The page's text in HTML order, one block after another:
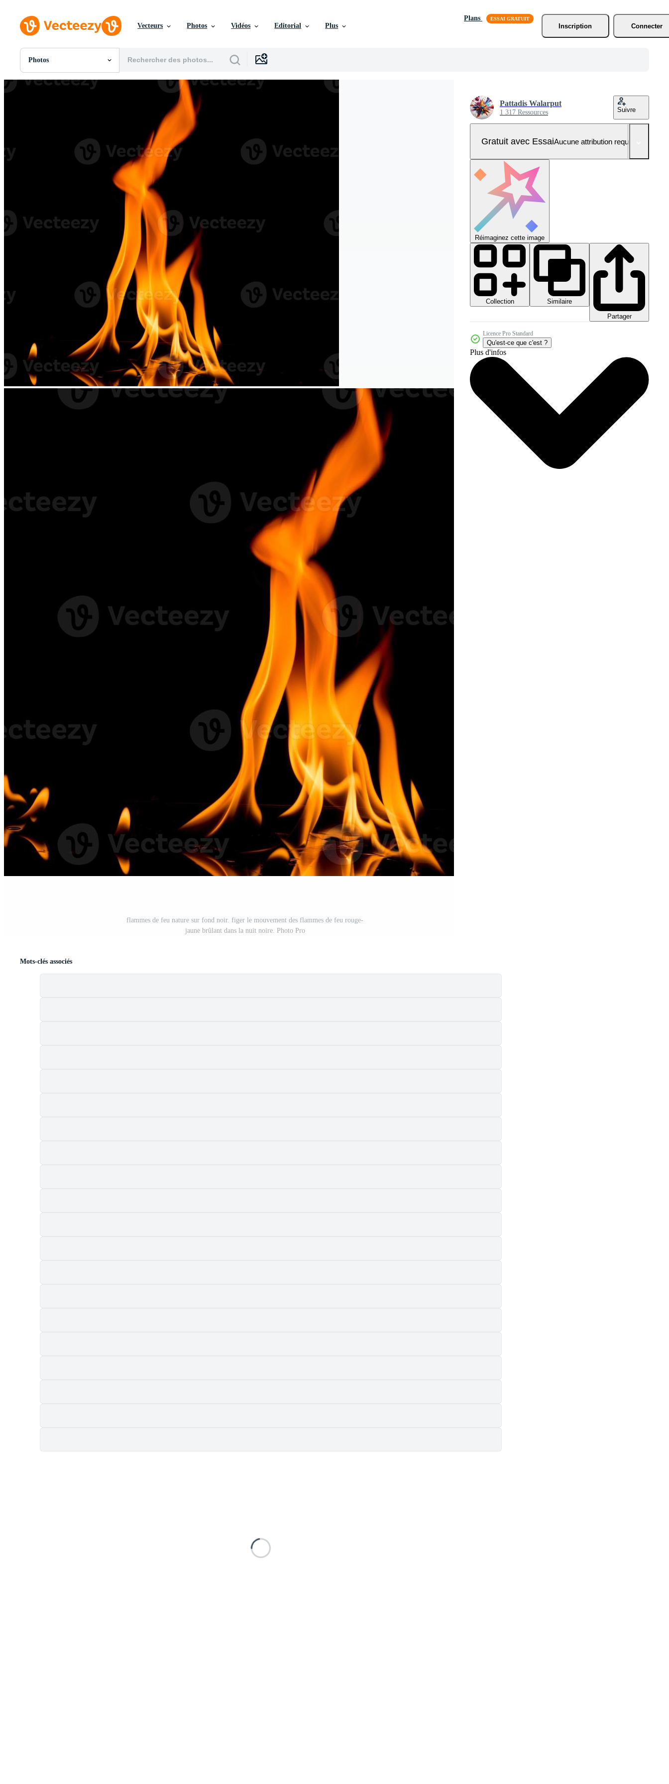
Vecteurs Photos Vidéos Editorial Plus
Plans
Inscription
Connecter
Photos
Toutes Images
Photos
Motion graphics
Images Éditoriales
flammes de feu nature sur fond noir. figer le mouvement des flammes de feu rouge-
jaune brûlant dans la nuit noire. Photo Pro
Pattadis Walarput
1 317 Ressources Suivre
Gratuit avec EssaiAucune attribution requise
Réimaginez cette image
Collection
Similaire
Partager
Licence Pro Standard
Qu'est-ce que c'est ?
Plus d'infos
Mots-clés associés